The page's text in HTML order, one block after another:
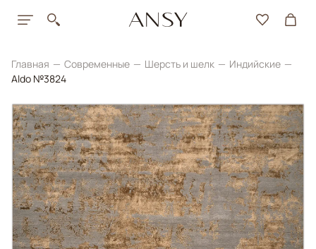
Главная Современные Шерсть и шелк
Индийские
Aldo №3824